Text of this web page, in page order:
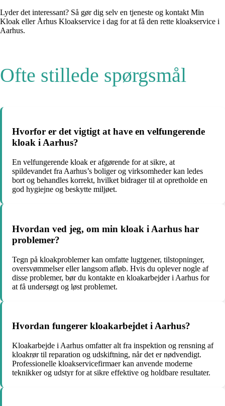
Lyder det interessant? Så gør dig selv en tjeneste og kontakt Min
Kloak eller Århus Kloakservice i dag for at få den rette kloakservice i
Aarhus.
Ofte stillede spørgsmål
Hvorfor er det vigtigt at have en velfungerende
kloak i Aarhus?
En velfungerende kloak er afgørende for at sikre, at
spildevandet fra Aarhus’s boliger og virksomheder kan ledes
bort og behandles korrekt, hvilket bidrager til at opretholde en
god hygiejne og beskytte miljøet.
Hvordan ved jeg, om min kloak i Aarhus har
problemer?
Tegn på kloakproblemer kan omfatte lugtgener, tilstopninger,
oversvømmelser eller langsom afløb. Hvis du oplever nogle af
disse problemer, bør du kontakte en kloakarbejder i Aarhus for
at få undersøgt og løst problemet.
Hvordan fungerer kloakarbejdet i Aarhus?
Kloakarbejde i Aarhus omfatter alt fra inspektion og rensning af
kloakrør til reparation og udskiftning, når det er nødvendigt.
Professionelle kloakservicefirmaer kan anvende moderne
teknikker og udstyr for at sikre effektive og holdbare resultater.